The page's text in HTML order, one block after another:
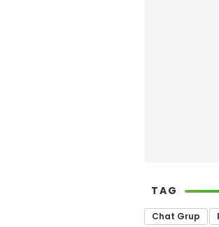
TAG
Chat Grup